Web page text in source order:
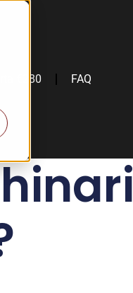
€280 FAQ